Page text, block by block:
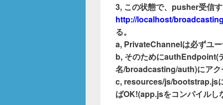
3, この状態で、pusher受信
http://localhost/
る。
a, PrivateChannelは必ずユ
b, そのためにauthEndpoint(
名/broadcasting/auth)にアク
c, resources/js/bootstrap.js
ばOK!(app.jsをコンパイルし